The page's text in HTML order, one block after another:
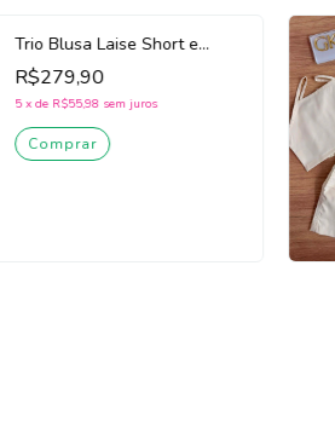
Trio Blusa Laise Short e
Lenço Infantil Teen Menina
Gabriela Aquarela 262233
(Off White/Rosa)
R$279,90
5 xde R$55,98 sem juros
Comprar